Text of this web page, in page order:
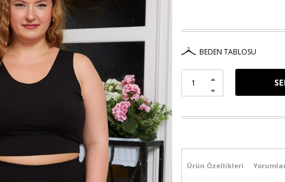
BEDEN TABLOSU
Ürün Özellikleri